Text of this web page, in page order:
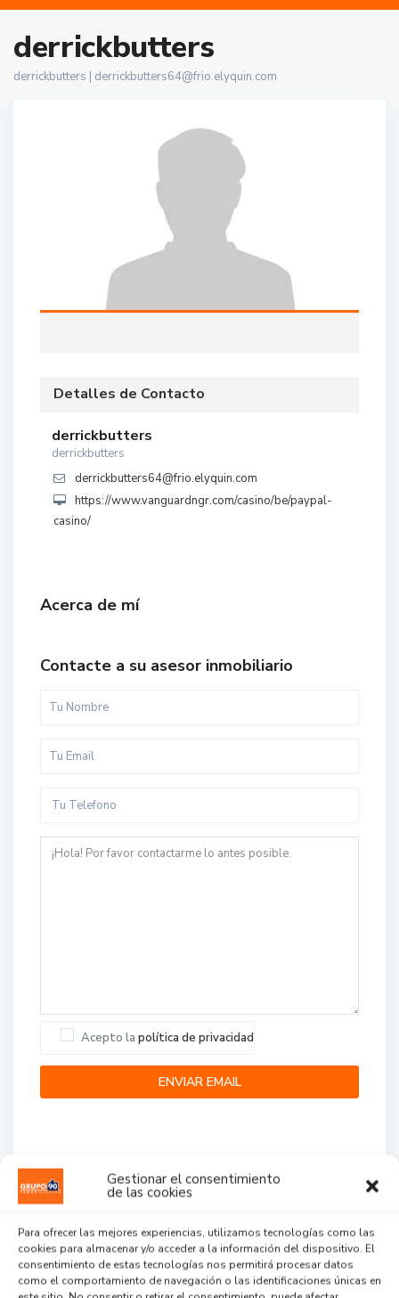
Gestionar el consentimiento
de las cookies
Para ofrecer las mejores experiencias, utilizamos tecnologías como las
cookies para almacenar y/o acceder a la información del dispositivo. El
consentimiento de estas tecnologías nos permitirá procesar datos
como el comportamiento de navegación o las identificaciones únicas en
derrickbutters
derrickbutters | derrickbutters64@frio.elyquin.com
Detalles de Contacto
derrickbutters
derrickbutters
derrickbutters64@frio.elyquin.com
https://www.vanguardngr.com/casino/be/paypal-
casino/
Acerca de mí
Contacte a su asesor inmobiliario
Acepto la política de privacidad
...